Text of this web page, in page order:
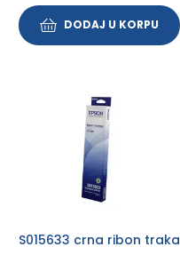
DODAJ U KORPU
S015633 crna ribon traka